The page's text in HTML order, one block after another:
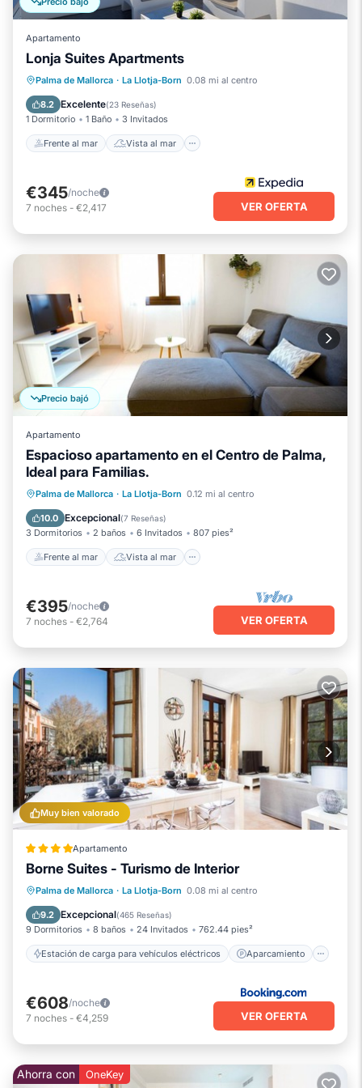
Apartamento
Lonja Suites Apartments
Palma de Mallorca · La Llotja-Born 0.08 mi al centro
8.2 Excelente(23 Reseñas)
1 Dormitorio 1 Baño 3 Invitados
Frente al mar Vista al mar
Frente al mar Vista al mar
Vistas
Cocina
€345/noche
7 noches - €2,417 VER OFERTA
Precio bajó
Apartamento
Espacioso apartamento en el Centro de Palma,
Ideal para Familias.
Palma de Mallorca · La Llotja-Born 0.12 mi al centro
10.0 Excepcional(7 Reseñas)
3 Dormitorios 2 baños 6 Invitados 807 pies²
Frente al mar Vista al mar
Frente al mar Vista al mar
Vistas
Cocina
€395/noche
7 noches - €2,764 VER OFERTA
Muy bien valorado
Apartamento
Borne Suites - Turismo de Interior
Palma de Mallorca · La Llotja-Born 0.08 mi al centro
9.2 Excepcional(465 Reseñas)
9 Dormitorios 8 baños 24 Invitados 762.44 pies²
Estación de carga para vehículos eléctricos Aparcamiento
Estación de carga para vehículos eléctricos
Aparcamiento
Aire acondicionado
Internet
€608/noche
7 noches - €4,259 VER OFERTA
Ahorra con OneKey